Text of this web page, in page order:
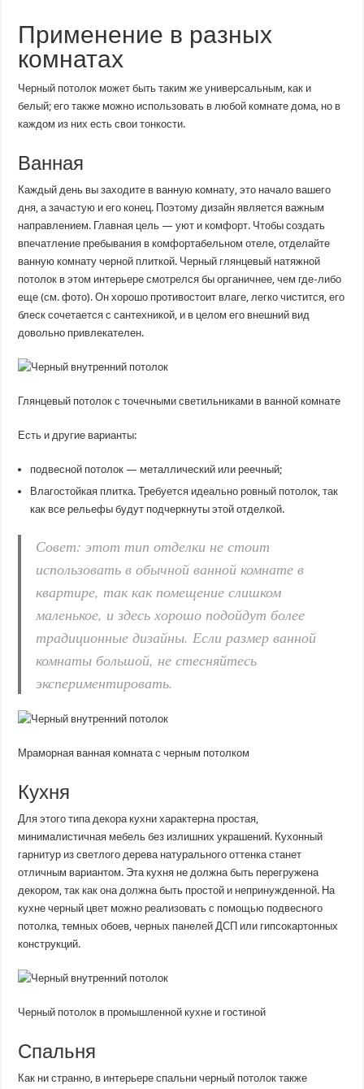
Применение в разных
комнатах
Черный потолок может быть таким же универсальным, как и
белый; его также можно использовать в любой комнате дома, но в
каждом из них есть свои тонкости.
Ванная
Каждый день вы заходите в ванную комнату, это начало вашего
дня, а зачастую и его конец. Поэтому дизайн является важным
направлением. Главная цель — уют и комфорт. Чтобы создать
впечатление пребывания в комфортабельном отеле, отделайте
ванную комнату черной плиткой. Черный глянцевый натяжной
потолок в этом интерьере смотрелся бы органичнее, чем где-либо
еще (см. фото). Он хорошо противостоит влаге, легко чистится, его
блеск сочетается с сантехникой, и в целом его внешний вид
довольно привлекателен.
Глянцевый потолок с точечными светильниками в ванной комнате
Есть и другие варианты:
подвесной потолок — металлический или реечный;
Влагостойкая плитка. Требуется идеально ровный потолок, так
как все рельефы будут подчеркнуты этой отделкой.
Совет: этот тип отделки не стоит
использовать в обычной ванной комнате в
квартире, так как помещение слишком
маленькое, и здесь хорошо подойдут более
традиционные дизайны. Если размер ванной
комнаты большой, не стесняйтесь
экспериментировать.
Мраморная ванная комната с черным потолком
Кухня
Для этого типа декора кухни характерна простая,
минималистичная мебель без излишних украшений. Кухонный
гарнитур из светлого дерева натурального оттенка станет
отличным вариантом. Эта кухня не должна быть перегружена
декором, так как она должна быть простой и непринужденной. На
кухне черный цвет можно реализовать с помощью подвесного
потолка, темных обоев, черных панелей ДСП или гипсокартонных
конструкций.
Черный потолок в промышленной кухне и гостиной
Спальня
Как ни странно, в интерьере спальни черный потолок также